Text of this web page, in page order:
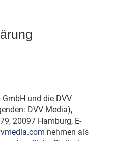
und die DVV
DVV Media),
20097 Hamburg, E-
nehmen als